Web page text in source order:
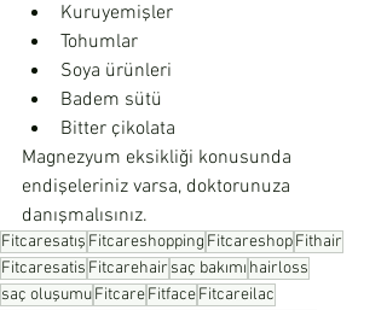
Kuruyemişler
Tohumlar
Soya ürünleri
Badem sütü
Bitter çikolata
Magnezyum eksikliği konusunda
endişeleriniz varsa, doktorunuza
danışmalısınız.
Fitcaresatış Fitcareshopping FitcareshopFithair
Fitcaresatis Fitcarehair saç bakımı hairloss
saç oluşumuFitcareFitfaceFitcareilac